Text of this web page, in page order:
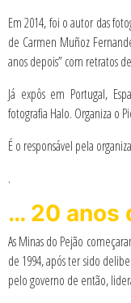
Em 2014, foi o autor das
de Carmen Muñoz
anos depois” com retratos
Já expôs em Portugal,
fotografia Halo. Organiza o
É o responsável pela
.
… 20 anos
As Minas do Pejão
de 1994, após ter sido
pelo governo de então,